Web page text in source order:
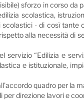
sforzo in corso da
scolastica,
- di così tante
alla necessità di
“Edilizia e
e istituzionale,
quadro per la
direzione lavori e